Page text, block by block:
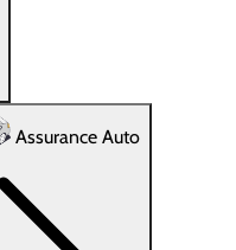
Assurance Auto